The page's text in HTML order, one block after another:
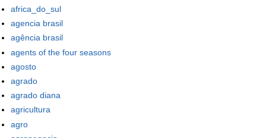
africa_do_sul
agencia brasil
agência brasil
agents of the four seasons
agosto
agrado
agrado diana
agricultura
agro